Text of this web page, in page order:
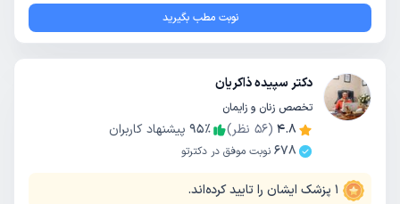
نوبت مطب بگیرید
دکتر سپیده ذاکریان
تخصص زنان و زایمان
4.8
(
56 نظر) 95٪
پیشنهاد کاربران
678 نوبت موفق در دکترتو
1 پزشک ایشان را تایید کرده‌اند.